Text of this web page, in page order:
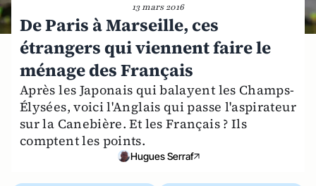
13 mars 2016
De Paris à Marseille, ces
étrangers qui viennent faire le
ménage des Français
Après les Japonais qui balayent les Champs-
Élysées, voici l'Anglais qui passe l'aspirateur
sur la Canebière. Et les Français ? Ils
comptent les points.
Hugues Serraf